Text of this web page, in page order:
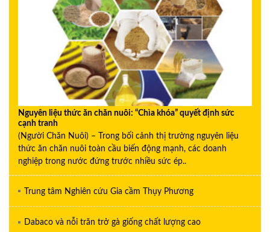
Nguyên liệu thức ăn chăn nuôi: “Chìa khóa” quyết định sức
cạnh tranh
(Người Chăn Nuôi) – Trong bối cảnh thị trường nguyên liệu
thức ăn chăn nuôi toàn cầu biến động mạnh, các doanh
nghiệp trong nước đứng trước nhiều sức ép..
Trung tâm Nghiên cứu Gia cầm Thụy Phương
Dabaco và nỗi trăn trở gà giống chất lượng cao